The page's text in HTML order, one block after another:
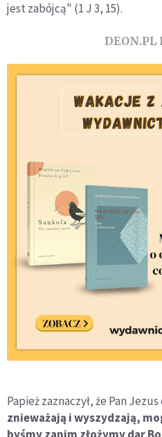
jest zabójcą" (1 J 3, 15).
DEON.PL
Papież zaznaczył, że Pan Jezus
znieważają i wyszydzają,